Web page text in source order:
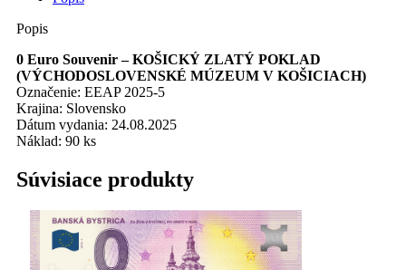
Popis
0 Euro Souvenir – KOŠICKÝ ZLATÝ POKLAD
(VÝCHODOSLOVENSKÉ MÚZEUM V KOŠICIACH)
Označenie: EEAP 2025-5
Krajina: Slovensko
Dátum vydania: 24.08.2025
Náklad: 90 ks
Súvisiace produkty